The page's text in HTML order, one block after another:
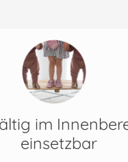
Flexibel &
Materialien